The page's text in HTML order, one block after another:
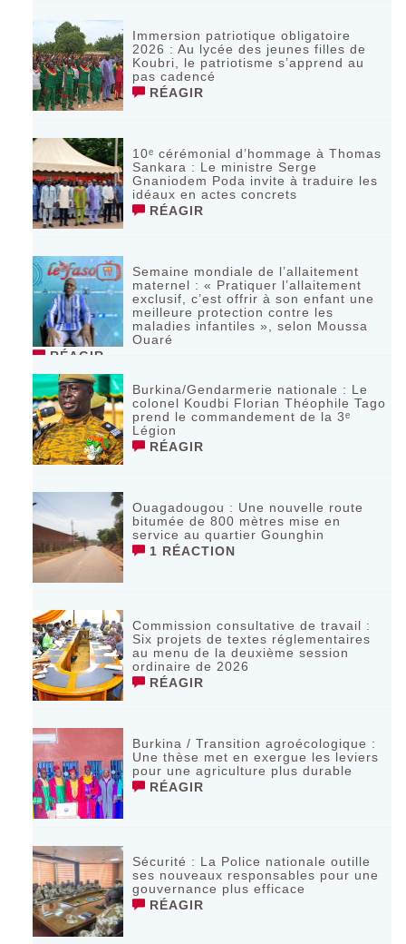
Immersion patriotique obligatoire
2026 : Au lycée des jeunes filles de
Koubri, le patriotisme s’apprend au
pas cadencé
RÉAGIR
10ᵉ cérémonial d’hommage à Thomas
Sankara : Le ministre Serge
Gnaniodem Poda invite à traduire les
idéaux en actes concrets
RÉAGIR
Semaine mondiale de l’allaitement
maternel : « Pratiquer l’allaitement
exclusif, c’est offrir à son enfant une
meilleure protection contre les
maladies infantiles », selon Moussa
Ouaré
RÉAGIR
Burkina/Gendarmerie nationale : Le
colonel Koudbi Florian Théophile Tago
prend le commandement de la 3ᵉ
Légion
RÉAGIR
Ouagadougou : Une nouvelle route
bitumée de 800 mètres mise en
service au quartier Gounghin
1 RÉACTION
Commission consultative de travail :
Six projets de textes réglementaires
au menu de la deuxième session
ordinaire de 2026
RÉAGIR
Burkina / Transition agroécologique :
Une thèse met en exergue les leviers
pour une agriculture plus durable
RÉAGIR
Sécurité : La Police nationale outille
ses nouveaux responsables pour une
gouvernance plus efficace
RÉAGIR